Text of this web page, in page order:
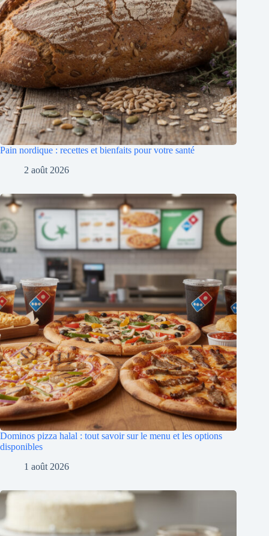
Pain nordique : recettes et bienfaits pour votre santé
2 août 2026
Dominos pizza halal : tout savoir sur le menu et les options
disponibles
1 août 2026